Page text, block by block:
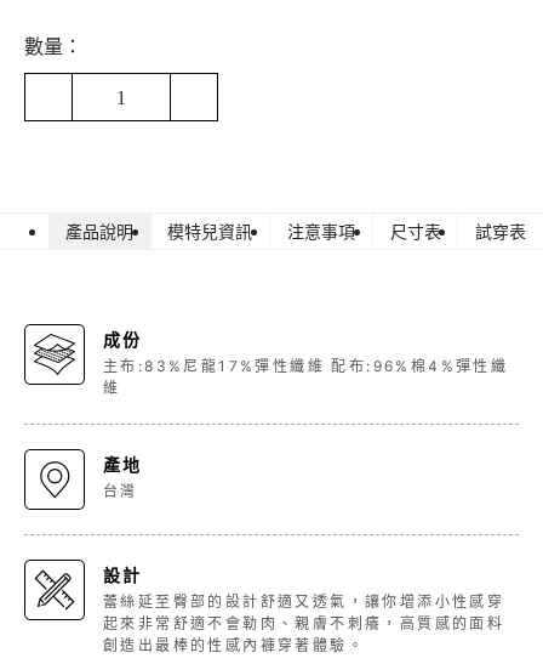
數量：
1
產品說明 模特兒資訊 注意事項 尺寸表 試穿表
成份
主布:83%尼龍17%彈性纖維 配布:96%棉4%彈性纖
維
產地
台灣
設計
蕾絲延至臀部的設計舒適又透氣，讓你增添小性感穿
起來非常舒適不會勒肉、親膚不刺癢，高質感的面料
創造出最棒的性感內褲穿著體驗。